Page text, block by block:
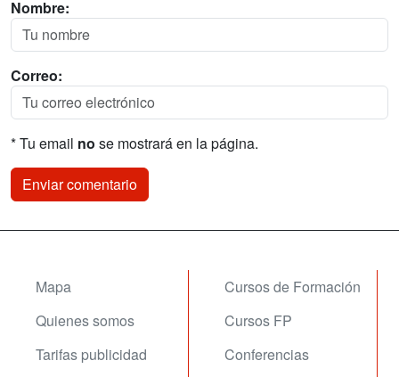
Nombre:
Correo:
* Tu email no se mostrará en la página.
Mapa
Quienes somos
Tarifas publicidad
Cursos de Formación
Cursos FP
Conferencias